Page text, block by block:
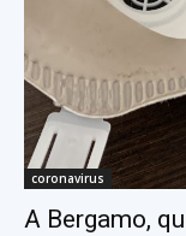
coronavirus
A Bergamo,